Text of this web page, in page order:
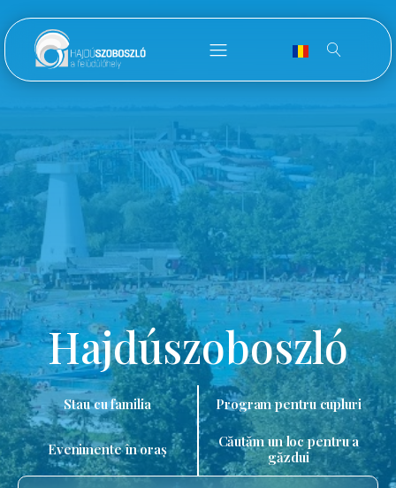
Hajdúszoboszló
Stau cu familia Program pentru cupluri
Evenimente în oraș
Căutăm un loc pentru a
găzdui